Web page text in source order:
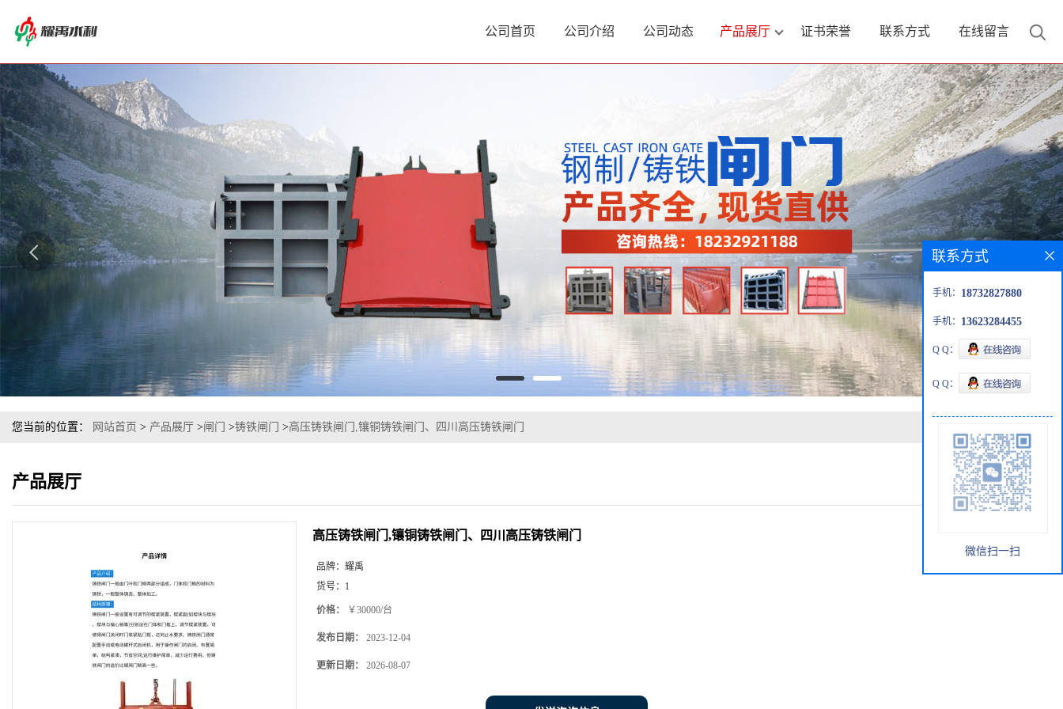
公司首页 公司介绍 公司动态 产品展厅 证书荣誉 联系方式 在线留言
您当前的位置： 网站首页 > 产品展厅 >闸门 >铸铁闸门 >高压铸铁闸门,镶铜铸铁闸门、四川高压铸铁闸门
产品展厅
高压铸铁闸门,镶铜铸铁闸门、四川高压铸铁闸门
品牌： 耀禹
货号： 1
价格： ￥30000/台
发布日期： 2023-12-04
更新日期： 2026-08-07
联系方式
手机： 18732827880
手机： 13623284455
Q Q：
Q Q：
微信扫一扫